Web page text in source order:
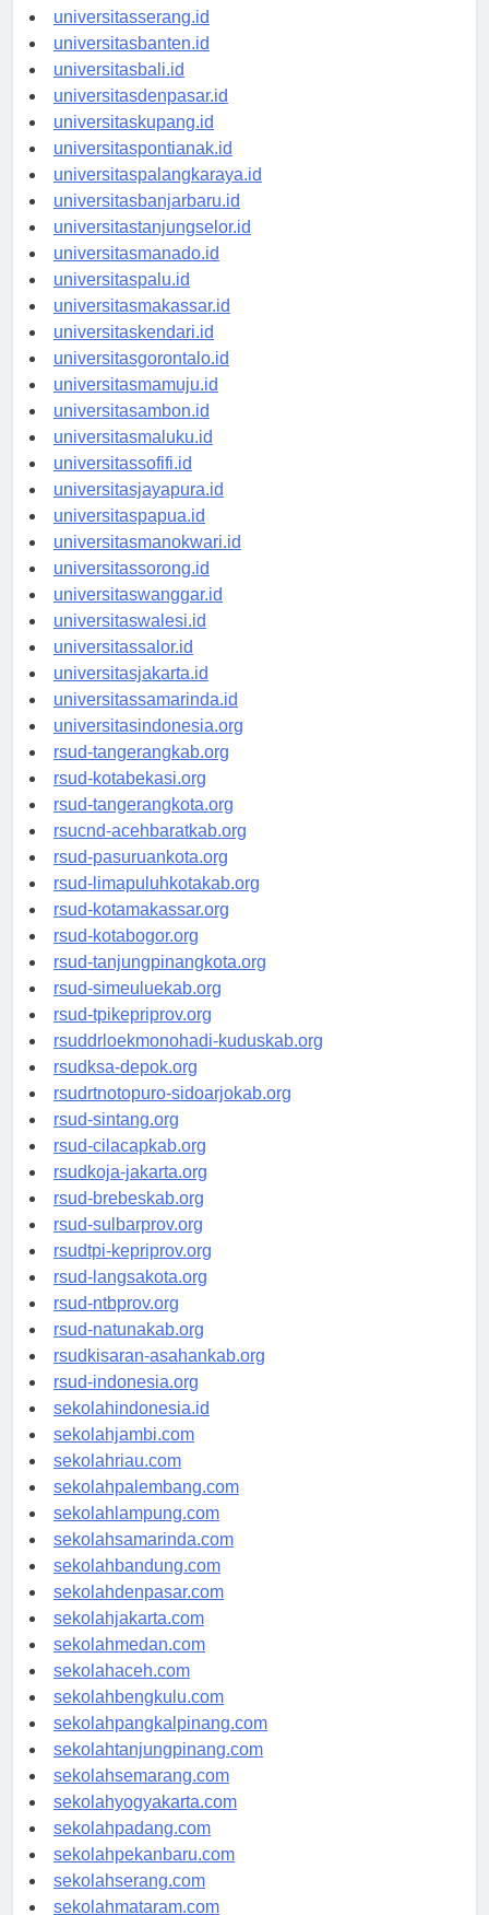
universitassurabaya.id
universitasserang.id
universitasbanten.id
universitasbali.id
universitasdenpasar.id
universitaskupang.id
universitaspontianak.id
universitaspalangkaraya.id
universitasbanjarbaru.id
universitastanjungselor.id
universitasmanado.id
universitaspalu.id
universitasmakassar.id
universitaskendari.id
universitasgorontalo.id
universitasmamuju.id
universitasambon.id
universitasmaluku.id
universitassofifi.id
universitasjayapura.id
universitaspapua.id
universitasmanokwari.id
universitassorong.id
universitaswanggar.id
universitaswalesi.id
universitassalor.id
universitasjakarta.id
universitassamarinda.id
universitasindonesia.org
rsud-tangerangkab.org
rsud-kotabekasi.org
rsud-tangerangkota.org
rsucnd-acehbaratkab.org
rsud-pasuruankota.org
rsud-limapuluhkotakab.org
rsud-kotamakassar.org
rsud-kotabogor.org
rsud-tanjungpinangkota.org
rsud-simeuluekab.org
rsud-tpikepriprov.org
rsuddrloekmonohadi-kuduskab.org
rsudksa-depok.org
rsudrtnotopuro-sidoarjokab.org
rsud-sintang.org
rsud-cilacapkab.org
rsudkoja-jakarta.org
rsud-brebeskab.org
rsud-sulbarprov.org
rsudtpi-kepriprov.org
rsud-langsakota.org
rsud-ntbprov.org
rsud-natunakab.org
rsudkisaran-asahankab.org
rsud-indonesia.org
sekolahindonesia.id
sekolahjambi.com
sekolahriau.com
sekolahpalembang.com
sekolahlampung.com
sekolahsamarinda.com
sekolahbandung.com
sekolahdenpasar.com
sekolahjakarta.com
sekolahmedan.com
sekolahaceh.com
sekolahbengkulu.com
sekolahpangkalpinang.com
sekolahtanjungpinang.com
sekolahsemarang.com
sekolahyogyakarta.com
sekolahpadang.com
sekolahpekanbaru.com
sekolahserang.com